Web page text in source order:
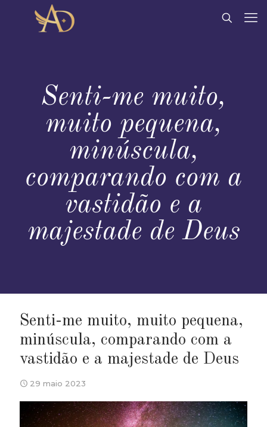
Senti-me muito,
muito pequena,
minúscula,
comparando com a
vastidão e a
majestade de Deus
Senti-me muito, muito pequena,
minúscula, comparando com a
vastidão e a majestade de Deus
29 maio 2023